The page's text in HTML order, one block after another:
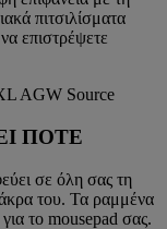
πιτσιλίσματα
επιστρέψετε
ΠΟΤΕ
σε όλη σας τη
του. Τα ραμμένα
το mousepad σας.